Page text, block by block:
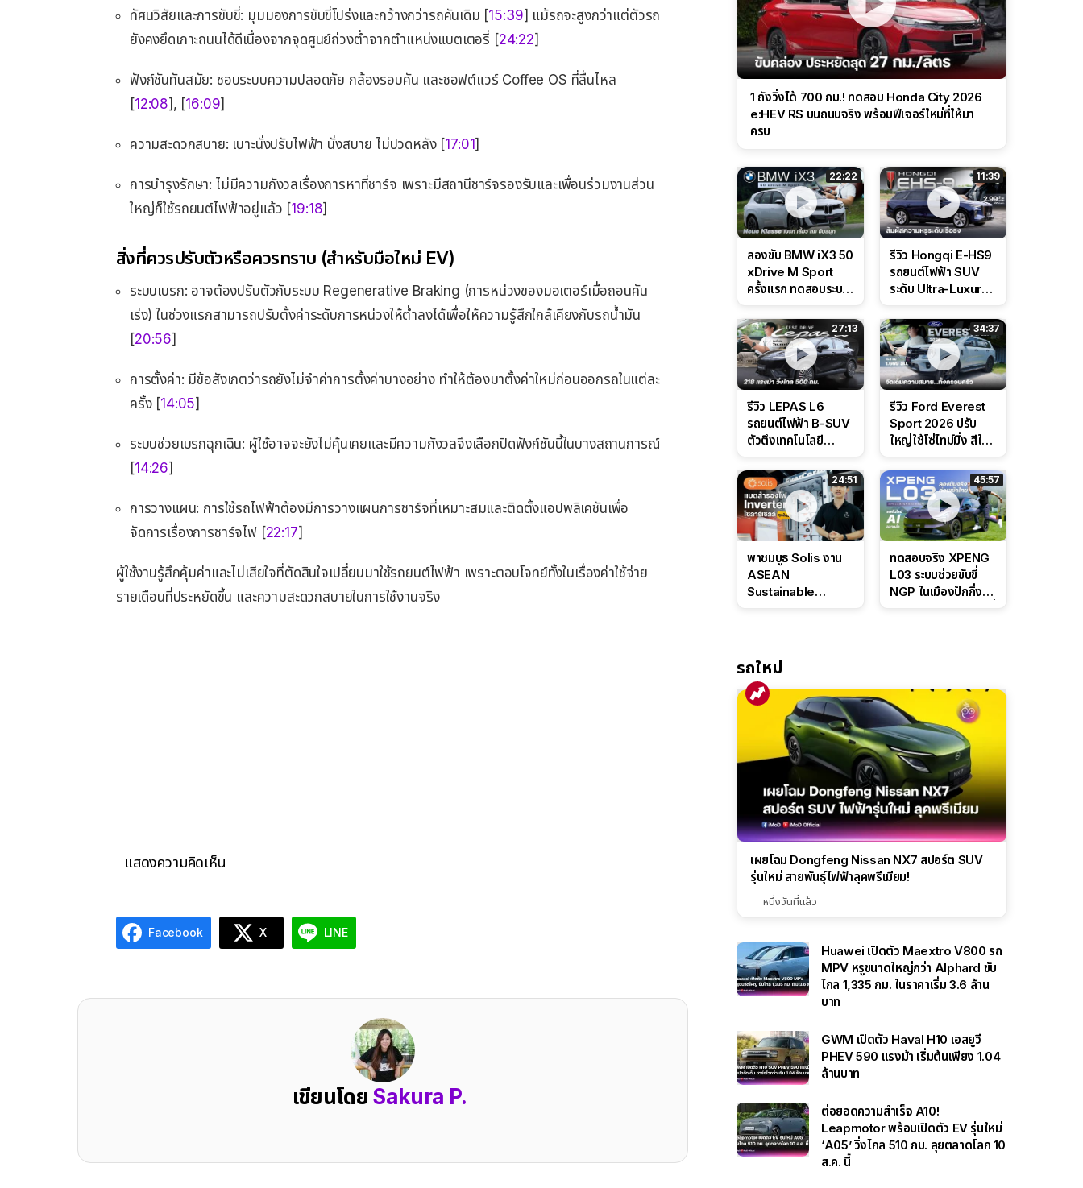
ทัศนวิสัยและการขับขี่: มุมมองการขับขี่โปร่งและกว้างกว่ารถคันเดิม [15:39] แม้รถจะสูงกว่าแต่ตัวรถ
ยังคงยึดเกาะถนนได้ดีเนื่องจากจุดศูนย์ถ่วงต่ำจากตำแหน่งแบตเตอรี่ [24:22]
ฟังก์ชันทันสมัย: ชอบระบบความปลอดภัย กล้องรอบคัน และซอฟต์แวร์ Coffee OS ที่ลื่นไหล
[12:08], [16:09]
ความสะดวกสบาย: เบาะนั่งปรับไฟฟ้า นั่งสบาย ไม่ปวดหลัง [17:01]
การบำรุงรักษา: ไม่มีความกังวลเรื่องการหาที่ชาร์จ เพราะมีสถานีชาร์จรองรับและเพื่อนร่วมงานส่วน
ใหญ่ก็ใช้รถยนต์ไฟฟ้าอยู่แล้ว [19:18]
สิ่งที่ควรปรับตัวหรือควรทราบ (สำหรับมือใหม่ EV)
ระบบเบรก: อาจต้องปรับตัวกับระบบ Regenerative Braking (การหน่วงของมอเตอร์เมื่อถอนคัน
เร่ง) ในช่วงแรกสามารถปรับตั้งค่าระดับการหน่วงให้ต่ำลงได้เพื่อให้ความรู้สึกใกล้เคียงกับรถน้ำมัน
[20:56]
การตั้งค่า: มีข้อสังเกตว่ารถยังไม่จำค่าการตั้งค่าบางอย่าง ทำให้ต้องมาตั้งค่าใหม่ก่อนออกรถในแต่ละ
ครั้ง [14:05]
ระบบช่วยเบรกฉุกเฉิน: ผู้ใช้อาจจะยังไม่คุ้นเคยและมีความกังวลจึงเลือกปิดฟังก์ชันนี้ในบางสถานการณ์
[14:26]
การวางแผน: การใช้รถไฟฟ้าต้องมีการวางแผนการชาร์จที่เหมาะสมและติดตั้งแอปพลิเคชันเพื่อ
จัดการเรื่องการชาร์จไฟ [22:17]
ผู้ใช้งานรู้สึกคุ้มค่าและไม่เสียใจที่ตัดสินใจเปลี่ยนมาใช้รถยนต์ไฟฟ้า เพราะตอบโจทย์ทั้งในเรื่องค่าใช้จ่าย
รายเดือนที่ประหยัดขึ้น และความสะดวกสบายในการใช้งานจริง
แสดงความคิดเห็น
Facebook X LINE
เขียนโดย Sakura P.
1 ถังวิ่งได้ 700 กม.! ทดสอบ Honda City 2026
e:HEV RS บนถนนจริง พร้อมฟีเจอร์ใหม่ที่ให้มา
ครบ
22:22
ลองขับ BMW iX3 50
xDrive M Sport
ครั้งแรก ทดสอบระบบ
Performance แบบ
จัดเต็มในสนาม
11:39
รีวิว Hongqi E-HS9
รถยนต์ไฟฟ้า SUV
ระดับ Ultra-Luxury
CDC นุ่มหนึบเหนือ
ระดับ
27:13
รีวิว LEPAS L6
รถยนต์ไฟฟ้า B-SUV
ตัวตึงเทคโนโลยี
ล่างหนึบ ลุ้นราคา 7
แสนต้น
34:37
รีวิว Ford Everest
Sport 2026 ปรับ
ใหญ่ใช้โซ่ไทม์มิ่ง สีใหม่
ดุดันสไตล์ครอบครัว
สายลุย
24:51
พาชมบูธ Solis งาน
ASEAN
Sustainable
IntelliHouse และ
EverCORE โซลูชัน
ESS ครบวงจร
45:57
ทดสอบจริง XPENG
L03 ระบบช่วยขับขี่
NGP ในเมืองปักกิ่ง
รถใหม่
เผยโฉม Dongfeng Nissan NX7 สปอร์ต SUV
รุ่นใหม่ สายพันธุ์ไฟฟ้าลุคพรีเมียม!
หนึ่งวันที่แล้ว
Huawei เปิดตัว Maextro V800 รถ
MPV หรูขนาดใหญ่กว่า Alphard ขับ
ไกล 1,335 กม. ในราคาเริ่ม 3.6 ล้าน
บาท
GWM เปิดตัว Haval H10 เอสยูวี
PHEV 590 แรงม้า เริ่มต้นเพียง 1.04
ล้านบาท
ต่อยอดความสำเร็จ A10!
Leapmotor พร้อมเปิดตัว EV รุ่นใหม่
‘A05’ วิ่งไกล 510 กม. ลุยตลาดโลก 10
ส.ค. นี้